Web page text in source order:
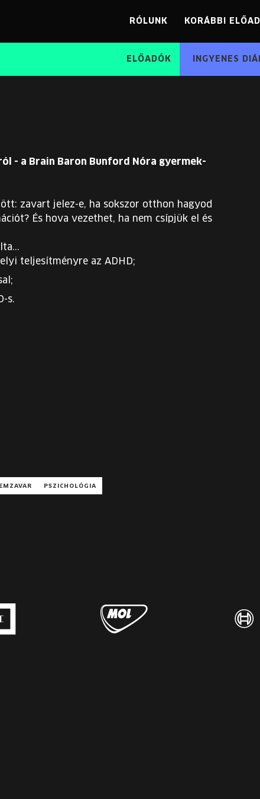
RÓLUNK KORÁBBI
ELŐADÓK INGYENES
- a Brain Baron Bunford Nóra gyermek-
zavart jelez-e, ha sokszor otthon hagyod
És hova vezethet, ha nem csípjük el és
teljesítményre az ADHD;
s.
PSZICHOLÓGIA